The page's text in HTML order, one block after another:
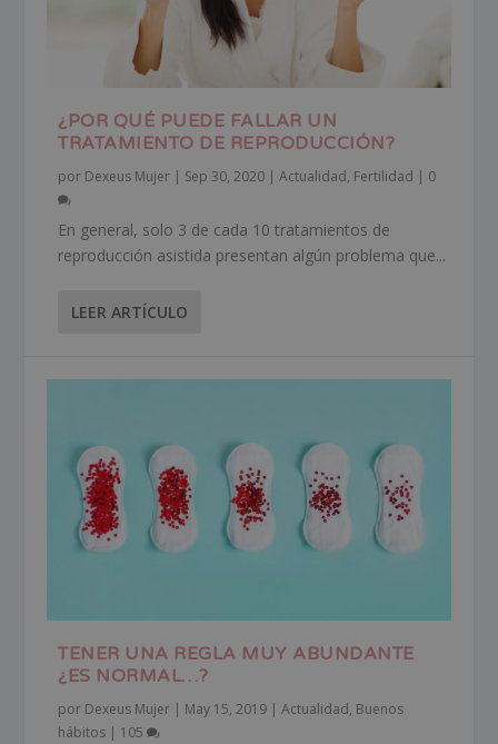
¿POR QUÉ PUEDE FALLAR UN
TRATAMIENTO DE REPRODUCCIÓN?
por Dexeus Mujer | Sep 30, 2020 |Actualidad, Fertilidad | 0
En general, solo 3 de cada 10 tratamientos de
reproducción asistida presentan algún problema que...
LEER ARTÍCULO
TENER UNA REGLA MUY ABUNDANTE
¿ES NORMAL…?
por Dexeus Mujer May 15, 2019 |Actualidad, Buenos
hábitos
105